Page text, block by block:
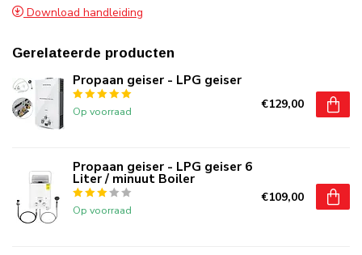
Download handleiding
Gerelateerde producten
Propaan geiser - LPG geiser
Op voorraad €129,00
Propaan geiser - LPG geiser 6
Liter / minuut Boiler
Op voorraad
€109,00